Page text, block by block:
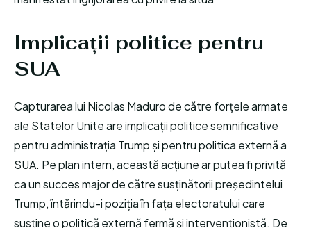
Implicații politice pentru
SUA
Capturarea lui Nicolas Maduro de către forțele armate
ale Statelor Unite are implicații politice semnificative
pentru administrația Trump și pentru politica externă a
SUA. Pe plan intern, această acțiune ar putea fi privită
ca un succes major de către susținătorii președintelui
Trump, întărindu-i poziția în fața electoratului care
susține o politică externă fermă și intervenționistă. De